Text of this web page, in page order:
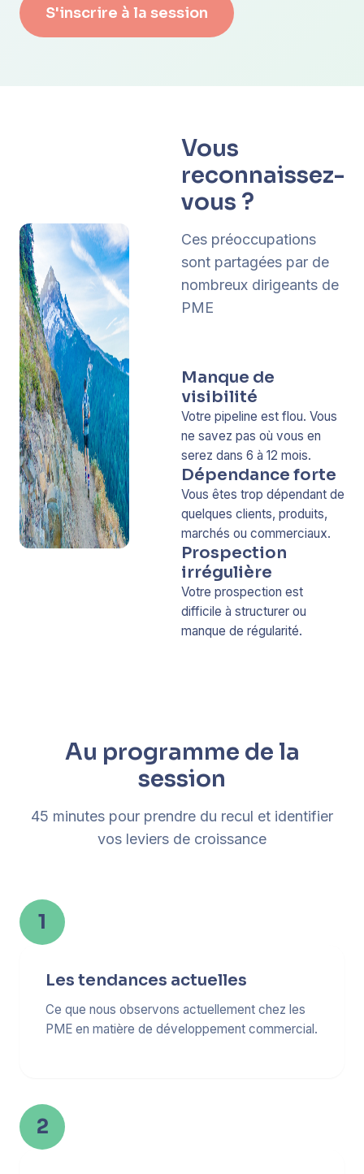
S'inscrire à la session
Vous
reconnaissez-
vous ?
Ces préoccupations
sont partagées par de
nombreux dirigeants de
PME
Manque de
visibilité
Votre pipeline est flou. Vous
ne savez pas où vous en
serez dans 6 à 12 mois.
Dépendance forte
Vous êtes trop dépendant de
quelques clients, produits,
marchés ou commerciaux.
Prospection
irrégulière
Votre prospection est
difficile à structurer ou
manque de régularité.
Au programme de la
session
45 minutes pour prendre du recul et identifier
vos leviers de croissance
1
Les tendances actuelles
Ce que nous observons actuellement chez les
PME en matière de développement commercial.
2